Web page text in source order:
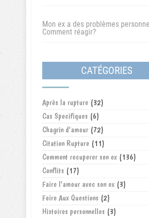
Mon ex a des problèmes
Comment réagir?
CATÉGORIES
Après la rupture (32)
Cas Specifiques (6)
Chagrin d'amour (72)
Citation Rupture (11)
Comment recuperer son ex (136)
Conflits (17)
Faire l'amour avec son ex (3)
Foire Aux Questions (2)
Histoires personnelles (3)